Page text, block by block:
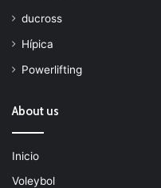
ducross
Hípica
Powerlifting
About us
Inicio
Voleybol